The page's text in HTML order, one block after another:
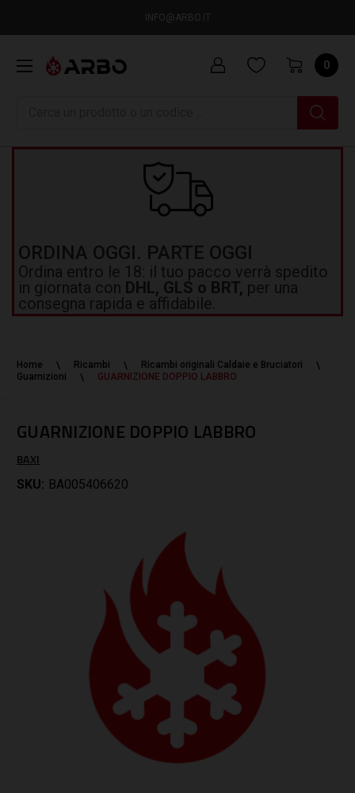
INFO@ARBO.IT
0
ORDINA OGGI. PARTE OGGI
Ordina entro le 18: il tuo pacco verrà spedito
in giornata con DHL, GLS o BRT, per una
consegna rapida e affidabile.
Home Ricambi
Ricambi originali Caldaie e Bruciatori
Guarnizioni
GUARNIZIONE DOPPIO LABBRO
GUARNIZIONE DOPPIO LABBRO
BAXI
SKU: BA005406620